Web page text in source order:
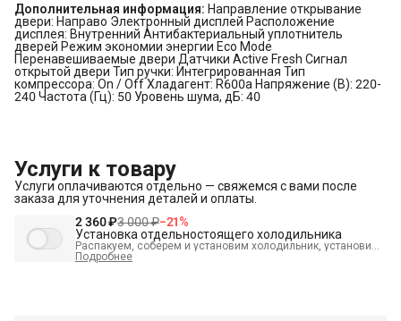
Дополнительная информация: Направление открывание
двери: Направо Электронный дисплей Расположение
дисплея: Внутренний Антибактериальный уплотнитель
дверей Режим экономии энергии Eco Mode
Перенавешиваемые двери Датчики Active Fresh Сигнал
открытой двери Тип ручки: Интегрированная Тип
компрессора: On / Off Хладагент: R600a Напряжение (В): 220-
240 Частота (Гц): 50 Уровень шума, дБ: 40
Услуги к товару
Услуги оплачиваются отдельно — свяжемся с вами после
заказа для уточнения деталей и оплаты.
2 360 ₽3 000 ₽−21%
Установка отдельностоящего холодильника
Распакуем, соберем и установим холодильник, установим
полки, выставим по уровню, подключим к электросети и
проверим работоспособность. А так же демонтируем
Подробнее